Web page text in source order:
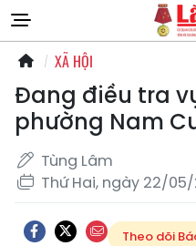
XÃ HỘI
Đang điều tra
phường Nam
Tùng Lâm
Thứ Hai, ngày 22/
Theo dõi